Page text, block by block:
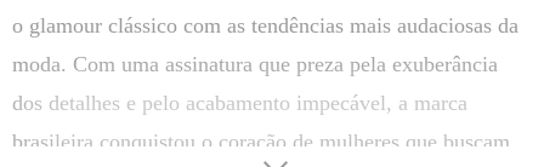
o glamour clássico com as tendências mais audaciosas da
moda. Com uma assinatura que preza pela exuberância
dos detalhes e pelo acabamento impecável, a marca
brasileira conquistou o coração de mulheres que buscam